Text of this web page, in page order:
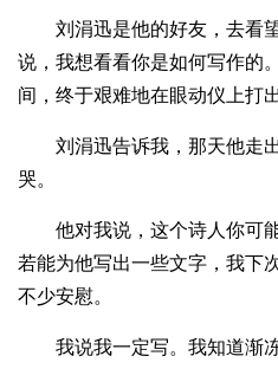
刘涓迅是他的好友，去看望
说，我想看看你是如何写作的
间，终于艰难地在眼动仪上打
刘涓迅告诉我，那天他走出
哭。
他对我说，这个诗人你可能
若能为他写出一些文字，我下
不少安慰。
我说我一定写。我知道渐冻